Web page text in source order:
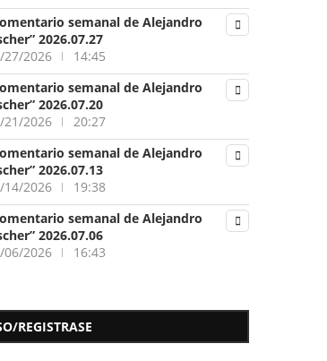
semanal de Alejandro
2026.07.27
27/2026
14:45
semanal de Alejandro
2026.07.20
21/2026
20:27
semanal de Alejandro
2026.07.13
14/2026
19:38
semanal de Alejandro
2026.07.06
06/2026
16:43
REGISTRASE